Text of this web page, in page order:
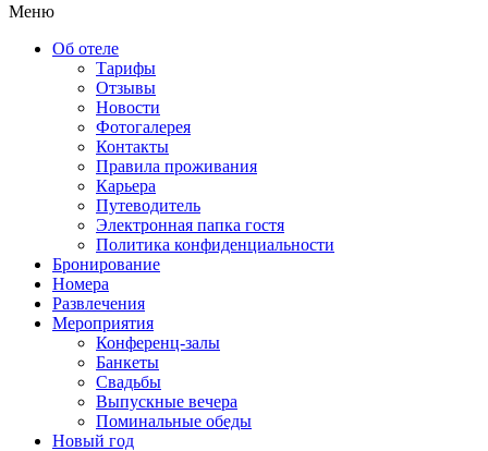
Меню
Об отеле
Тарифы
Отзывы
Новости
Фотогалерея
Контакты
Правила проживания
Карьера
Путеводитель
Электронная папка гостя
Политика конфиденциальности
Бронирование
Номера
Развлечения
Мероприятия
Конференц-залы
Банкеты
Свадьбы
Выпускные вечера
Поминальные обеды
Новый год